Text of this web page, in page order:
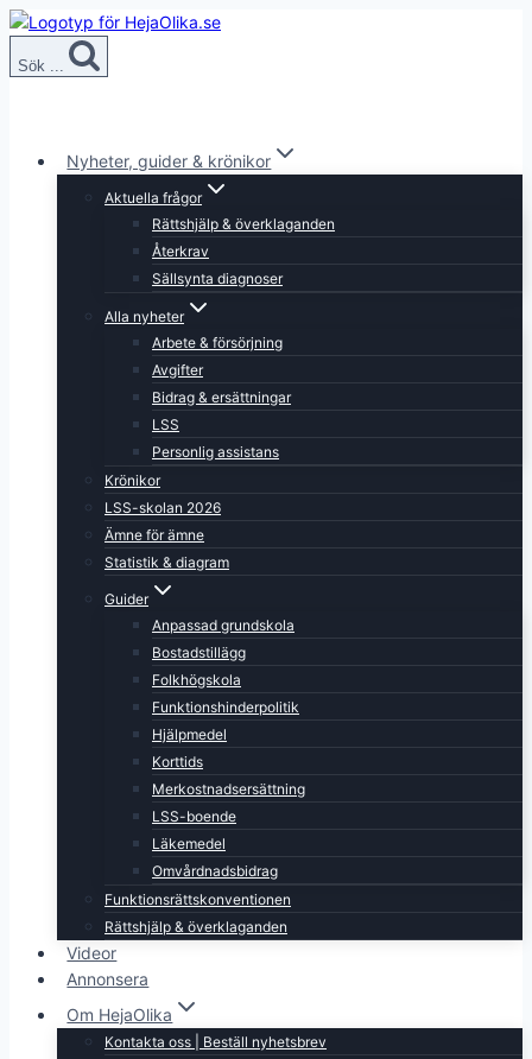
Skip
content
Sök ...
Nyheter, guider & krönikor
Aktuella frågor
Rättshjälp & överklaganden
Återkrav
Sällsynta diagnoser
Alla nyheter
Arbete & försörjning
Avgifter
Bidrag & ersättningar
LSS
Personlig assistans
Krönikor
LSS-skolan 2026
Ämne för ämne
Statistik & diagram
Guider
Anpassad grundskola
Bostadstillägg
Folkhögskola
Funktionshinderpolitik
Hjälpmedel
Korttids
Merkostnadsersättning
LSS-boende
Läkemedel
Omvårdnadsbidrag
Funktionsrättskonventionen
Rättshjälp & överklaganden
Videor
Annonsera
Om HejaOlika
Kontakta oss | Beställ nyhetsbrev